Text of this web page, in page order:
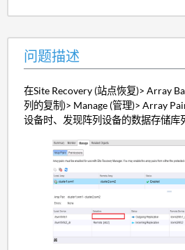
问题描述
在Site Recovery (站点恢复)> Array
列的复制)> Manage (管理)> Array
设备时、发现阵列设备的数据存储库